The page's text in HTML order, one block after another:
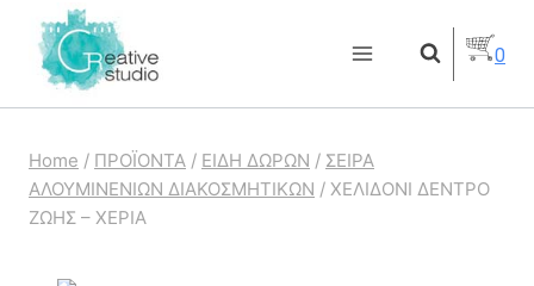
content
0
Home / ΠΡΟΪΟΝΤΑ / ΕΙΔΗ ΔΩΡΩΝ / ΣΕΙΡΑ
ΑΛΟΥΜΙΝΕΝΙΩΝ ΔΙΑΚΟΣΜΗΤΙΚΩΝ / ΧΕΛΙΔΟΝΙ ΔΕΝΤΡΟ
ΖΩΗΣ – ΧΕΡΙΑ